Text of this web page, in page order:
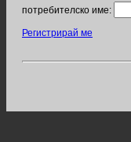
потребителско име:
Регистрирай ме